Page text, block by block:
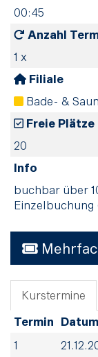
00:45
Anzahl
1 x
Filiale
Bade- &
Freie Plätze
20
Info
buchbar über
Einzelbuchung
Kurstermine
Termin
Datum
1